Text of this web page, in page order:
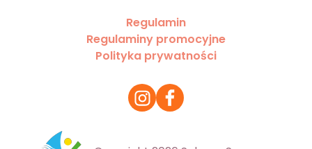
Regulamin
Regulaminy promocyjne
Polityka prywatności